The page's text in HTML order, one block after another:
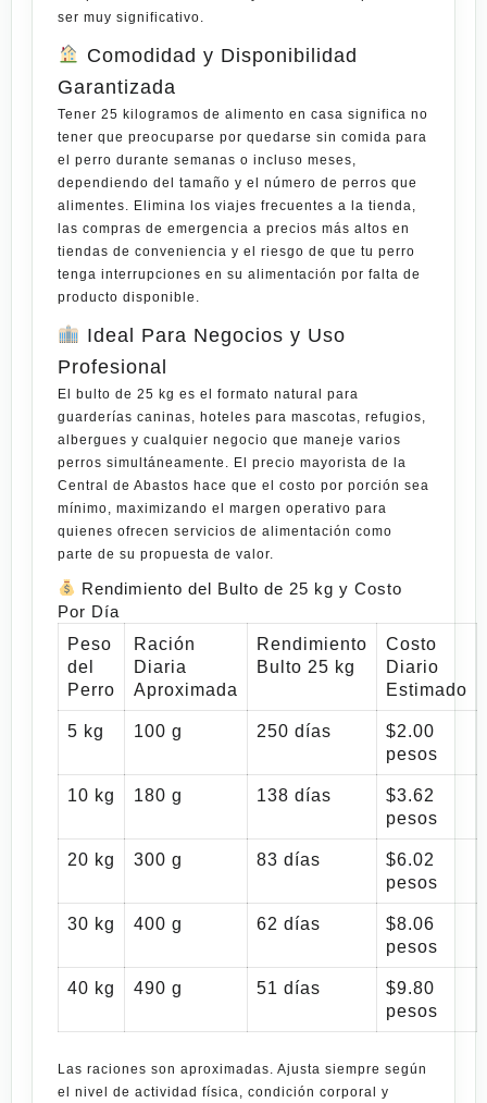
ser muy significativo.
Comodidad y Disponibilidad
Garantizada
Tener 25 kilogramos de alimento en casa significa no
tener que preocuparse por quedarse sin comida para
el perro durante semanas o incluso meses,
dependiendo del tamaño y el número de perros que
alimentes. Elimina los viajes frecuentes a la tienda,
las compras de emergencia a precios más altos en
tiendas de conveniencia y el riesgo de que tu perro
tenga interrupciones en su alimentación por falta de
producto disponible.
Ideal Para Negocios y Uso
Profesional
El bulto de 25 kg es el formato natural para
guarderías caninas, hoteles para mascotas, refugios,
albergues y cualquier negocio que maneje varios
perros simultáneamente. El precio mayorista de la
Central de Abastos hace que el costo por porción sea
mínimo, maximizando el margen operativo para
quienes ofrecen servicios de alimentación como
parte de su propuesta de valor.
Rendimiento del Bulto de 25 kg y Costo
Por Día
Peso
del
Perro
Ración
Diaria
Aproximada
Rendimiento
Bulto 25 kg
Costo
Diario
Estimado
5 kg 100 g 250 días
$2.00
pesos
10 kg 180 g 138 días
$3.62
pesos
20 kg 300 g 83 días
$6.02
pesos
30 kg 400 g 62 días
$8.06
pesos
40 kg 490 g 51 días
$9.80
pesos
Las raciones son aproximadas. Ajusta siempre según
el nivel de actividad física, condición corporal y